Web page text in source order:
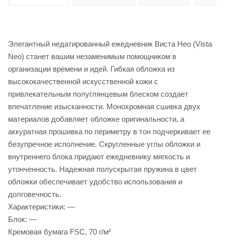
Элегантный недатированный ежедневник Виста Нео (Vista
Neo) станет вашим незаменимым помощником в
организации времени и идей. Гибкая обложка из
высококачественной искусственной кожи c
привлекательным полуглянцевым блеском создает
впечатление изысканности. Монохромная сшивка двух
материалов добавляет обложке оригинальности, а
аккуратная прошивка по периметру в тон подчеркивает ее
безупречное исполнение. Скругленные углы обложки и
внутреннего блока придают ежедневнику мягкость и
утонченность. Надежная полускрытая пружина в цвет
обложки обеспечивает удобство использования и
долговечность.
Характеристики: —
Блок: —
Кремовая бумага FSC, 70 г/м²